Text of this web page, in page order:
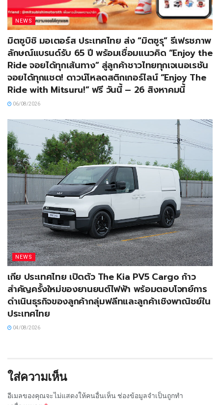
NEWS
มิตซูบิชิ มอเตอร์ส ประเทศไทย ส่ง “มิตซูรุ” รีเฟรชภาพ
ลักษณ์แบรนด์รับ 65 ปี พร้อมเชื่อมแนวคิด “Enjoy the
Ride จอยได้ทุกเส้นทาง” สู่ลูกค้าชาวไทยทุกเจเนอเรชัน
จอยได้ทุกแชต! ดาวน์โหลดสติกเกอร์ไลน์ “Enjoy The
Ride with Mitsuru!” ฟรี วันนี้ – 26 สิงหาคมนี้
06/08/2026
NEWS
เกีย ประเทศไทย เปิดตัว The Kia PV5 Cargo ก้าว
สำคัญครั้งใหม่ของยานยนต์ไฟฟ้า พร้อมตอบโจทย์การ
ดำเนินธุรกิจของลูกค้ากลุ่มฟลีทและลูกค้าเชิงพาณิชย์ใน
ประเทศไทย
04/08/2026
ใส่ความเห็น
อีเมลของคุณจะไม่แสดงให้คนอื่นเห็น ช่องข้อมูลจำเป็นถูกทำ